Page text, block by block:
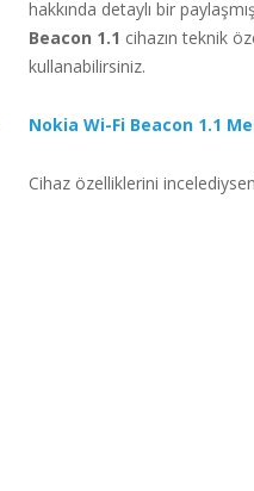
hakkında detaylı bir
Beacon 1.1 cihazın teknik
kullanabilirsiniz.
Nokia Wi-Fi Beacon 1.1
Cihaz özelliklerini